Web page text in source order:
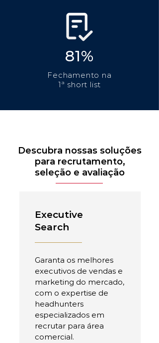
81%
Fechamento na
1ª short list
Descubra nossas soluções
para recrutamento,
seleção e avaliação
Executive
Search
Garanta os melhores
executivos de vendas e
marketing do mercado,
com o expertise de
headhunters
especializados em
recrutar para área
comercial.